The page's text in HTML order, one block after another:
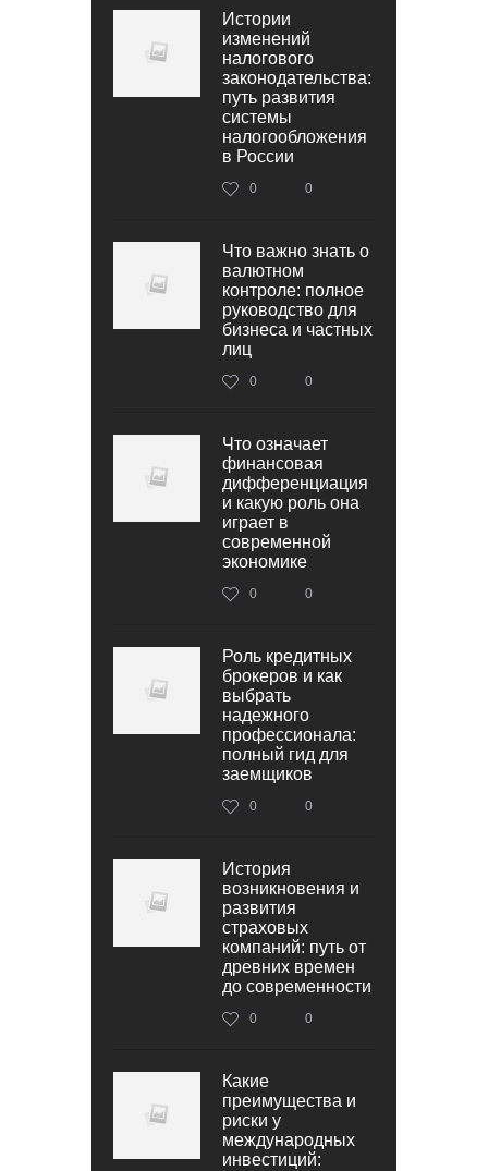
Истории
изменений
налогового
законодательства:
путь развития
системы
налогообложения
в России
0 0
Что важно знать о
валютном
контроле: полное
руководство для
бизнеса и частных
лиц
0 0
Что означает
финансовая
дифференциация
и какую роль она
играет в
современной
экономике
0 0
Роль кредитных
брокеров и как
выбрать
надежного
профессионала:
полный гид для
заемщиков
0 0
История
возникновения и
развития
страховых
компаний: путь от
древних времен
до современности
0 0
Какие
преимущества и
риски у
международных
инвестиций: